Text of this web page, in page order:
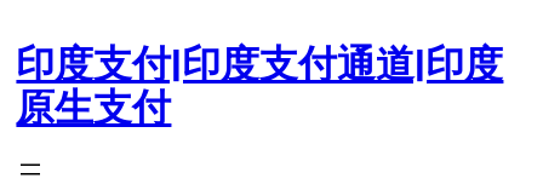
至
内印度支付|印度支付通道|印度
原生支付